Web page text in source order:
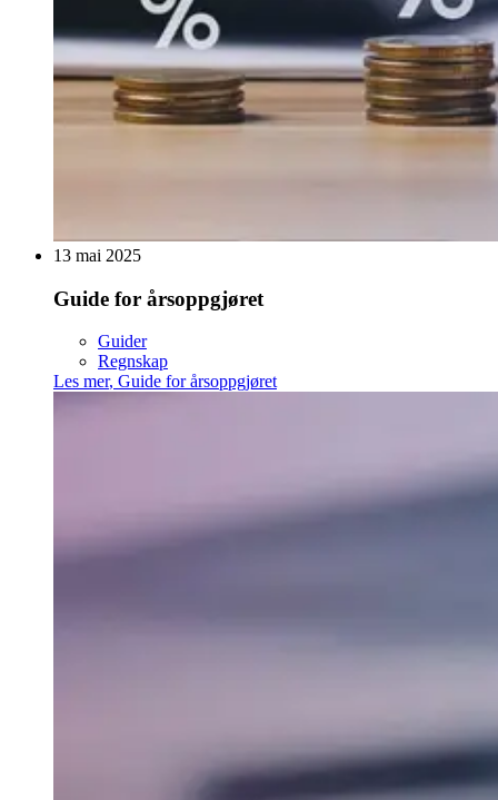
13 mai 2025
Guide for årsoppgjøret
Guider
Regnskap
Les mer, Guide for årsoppgjøret